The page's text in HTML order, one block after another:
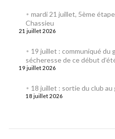
mardi 21 juillet, 5ème
Chassieu
21 juillet 2026
19 juillet : communiqué du
sécheresse de ce début
19 juillet 2026
18 juillet : sortie du club au
18 juillet 2026